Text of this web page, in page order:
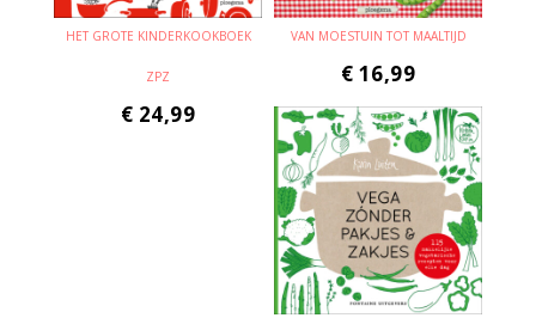
HET GROTE KINDERKOOKBOEK
ZPZ
€ 24,99
VAN MOESTUIN TOT MAALTIJD
€ 16,99